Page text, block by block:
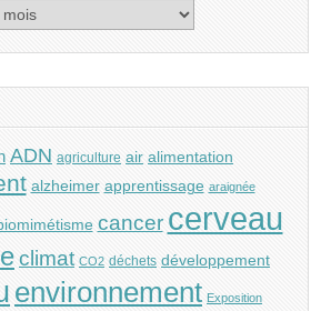
ADN agriculture air alimentation
alzheimer apprentissage araignée
cancer cerveau
climat CO2 déchets développement
environnement Exposition